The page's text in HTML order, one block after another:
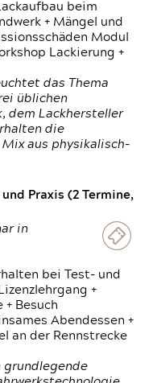
beim
+ Mängel und
Modul
Lackierung +
das Thema
üblichen
dem Lackhersteller
die
aus physikalisch-
Praxis (2 Termine,
in
bei Test- und
+
+ Besuch
Abendessen +
an der Rennstrecke
grundlegende